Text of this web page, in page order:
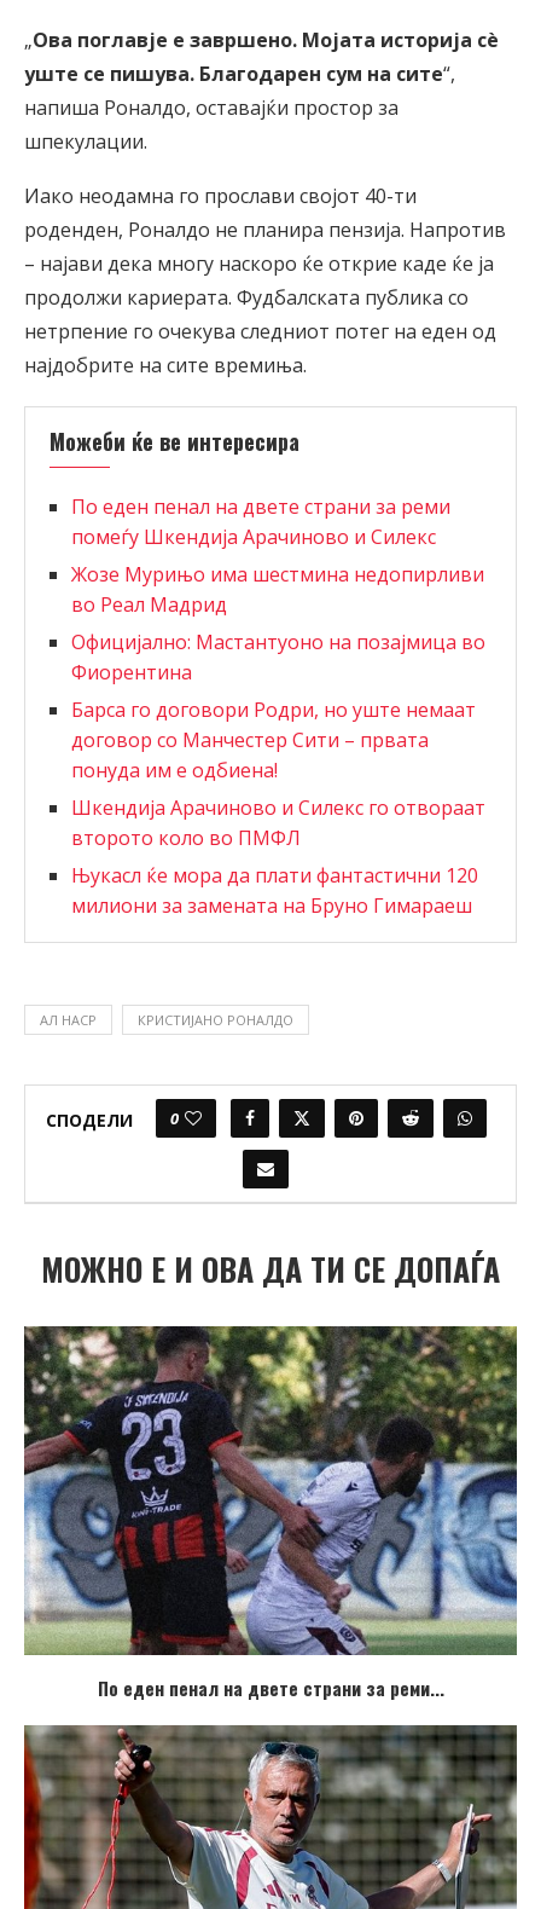
„Ова поглавје е завршено. Мојата историја сè
уште се пишува. Благодарен сум на сите“,
напиша Роналдо, оставајќи простор за
шпекулации.
Иако неодамна го прослави својот 40-ти
роденден, Роналдо не планира пензија. Напротив
– најави дека многу наскоро ќе открие каде ќе ја
продолжи кариерата. Фудбалската публика со
нетрпение го очекува следниот потег на еден од
најдобрите на сите времиња.
Можеби ќе ве интересира
По еден пенал на двете страни за реми
помеѓу Шкендија Арачиново и Силекс
Жозе Мурињо има шестмина недопирливи
во Реал Мадрид
Официјално: Мастантуоно на позајмица во
Фиорентина
Барса го договори Родри, но уште немаат
договор со Манчестер Сити – првата
понуда им е одбиена!
Шкендија Арачиново и Силекс го отвораат
второто коло во ПМФЛ
Њукасл ќе мора да плати фантастични 120
милиони за замената на Бруно Гимараеш
АЛ НАСР КРИСТИЈАНО РОНАЛДО
СПОДЕЛИ 0
МОЖНО Е И ОВА ДА ТИ СЕ ДОПАЃА
По еден пенал на двете страни за реми...